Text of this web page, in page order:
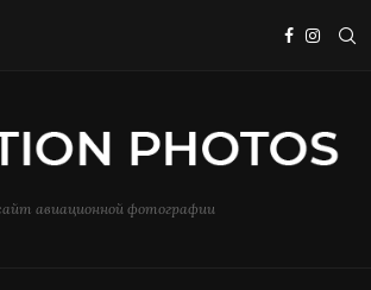
авиационной фотографии